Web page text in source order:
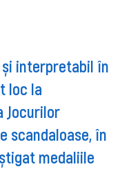
interpretabil în
loc la
Jocurilor
scandaloase, în
medaliile